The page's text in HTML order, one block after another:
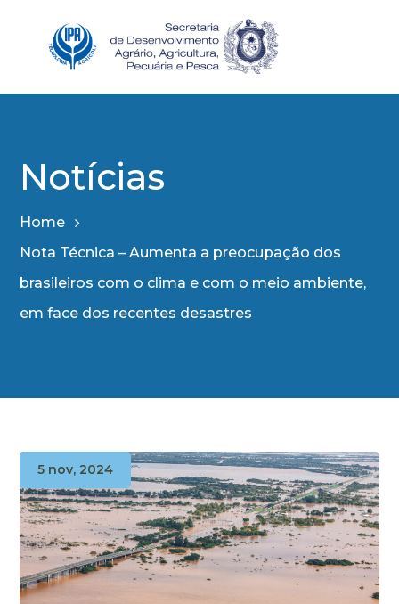
Notícias
Home
Nota Técnica – Aumenta a preocupação dos
brasileiros com o clima e com o meio ambiente,
em face dos recentes desastres
5 nov, 2024